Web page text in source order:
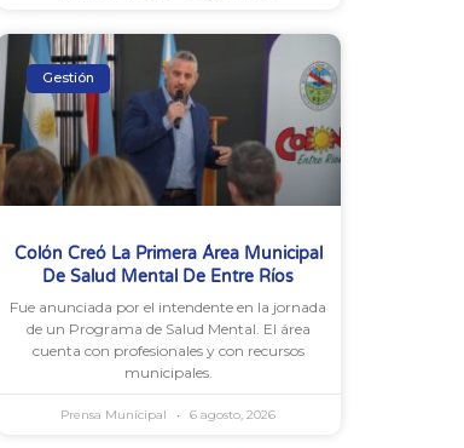
Gestión
Colón Creó La Primera Área Municipal
De Salud Mental De Entre Ríos
Fue anunciada por el intendente en la jornada
de un Programa de Salud Mental. El área
cuenta con profesionales y con recursos
municipales.
Prensa Municipal 6 agosto, 2026